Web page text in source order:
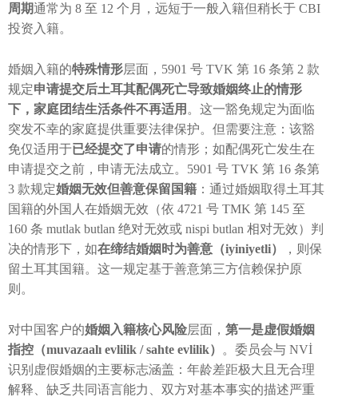
周期通常为 8 至 12 个月，远短于一般入籍但稍长于 CBI
投资入籍。
婚姻入籍的特殊情形层面，5901 号 TVK 第 16 条第 2 款
规定申请提交后土耳其配偶死亡导致婚姻终止的情形
下，家庭团结生活条件不再适用 。这一豁免规定为面临
突发不幸的家庭提供重要法律保护。但需要注意：该豁
免仅适用于已经提交了申请的情形；如配偶死亡发生在
申请提交之前，申请无法成立。5901 号 TVK 第 16 条第
3 款规定婚姻无效但善意保留国籍 ：通过婚姻取得土耳其
国籍的外国人在婚姻无效（依 4721 号 TMK 第 145 至
160 条 mutlak butlan 绝对无效或 nispi butlan 相对无效）判
决的情形下，如在缔结婚姻时为善意（iyiniyetli）
，则保
留土耳其国籍。这一规定基于善意第三方信赖保护原
则。
对中国客户的婚姻入籍核心风险层面， 第一是虚假婚姻
指控（muvazaalı evlilik / sahte evlilik）
。委员会与 NVİ
识别虚假婚姻的主要标志涵盖：年龄差距极大且无合理
解释、缺乏共同语言能力、双方对基本事实的描述严重